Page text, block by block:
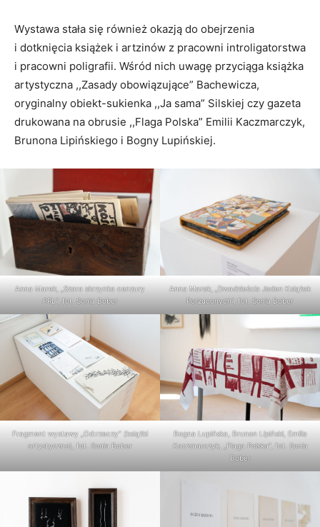
Wystawa stała się również okazją do obejrzenia
i dotknięcia książek i artzinów z pracowni introligatorstwa
i pracowni poligrafii. Wśród nich uwagę przyciąga książka
artystyczna ,,Zasady obowiązujące” Bachewicza,
oryginalny obiekt-sukienka ,,Ja sama” Silskiej czy gazeta
drukowana na obrusie ,,Flaga Polska” Emilii Kaczmarczyk,
Brunona Lipińskiego i Bogny Lupińskiej.
Anna Marek, „Szara skrzynka cenzury
PRL”, fot. Sonia Bober
Anna Marek, „Dwadzieścia Jeden Książek
Porzuconych”, fot. Sonia Bober
Fragment wystawy „Od:rzeczy” (książki
artystyczne), fot. Sonia Bober
Bogna Lupińska, Brunon Lipiński, Emilia
Kaczmarczyk, „Flaga Polska”, fot. Sonia
Bober